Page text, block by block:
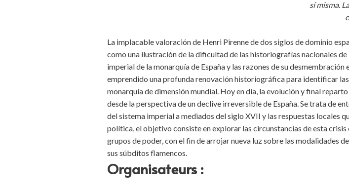
sí misma.
La implacable valoración de Henri Pirenne de dos siglos de dominio
como una ilustración de la dificultad de las historiografías nacionales
imperial de la monarquía de España y las razones de su
emprendido una profunda renovación historiográfica para identificar
monarquía de dimensión mundial. Hoy en día, la evolución y final
desde la perspectiva de un declive irreversible de España. Se trata de
del sistema imperial a mediados del siglo XVII y las respuestas locales
política, el objetivo consiste en explorar las circunstancias de esta
grupos de poder, con el fin de arrojar nueva luz sobre las modalidades
sus súbditos flamencos.
Organisateurs :